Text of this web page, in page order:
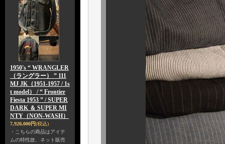
1950's “ WRANGLER
（ラングラー） ” 111
MJ JK（1951-1957 / 1s
t model） / “ Frontier
Fiesta 1953 ” / SUPER
DARK ＆ SUPER MI
NTY（NON-WASH）
7,920,000円(税込)
・こちらの商品はアイテ
ムの特性故、ネット販売